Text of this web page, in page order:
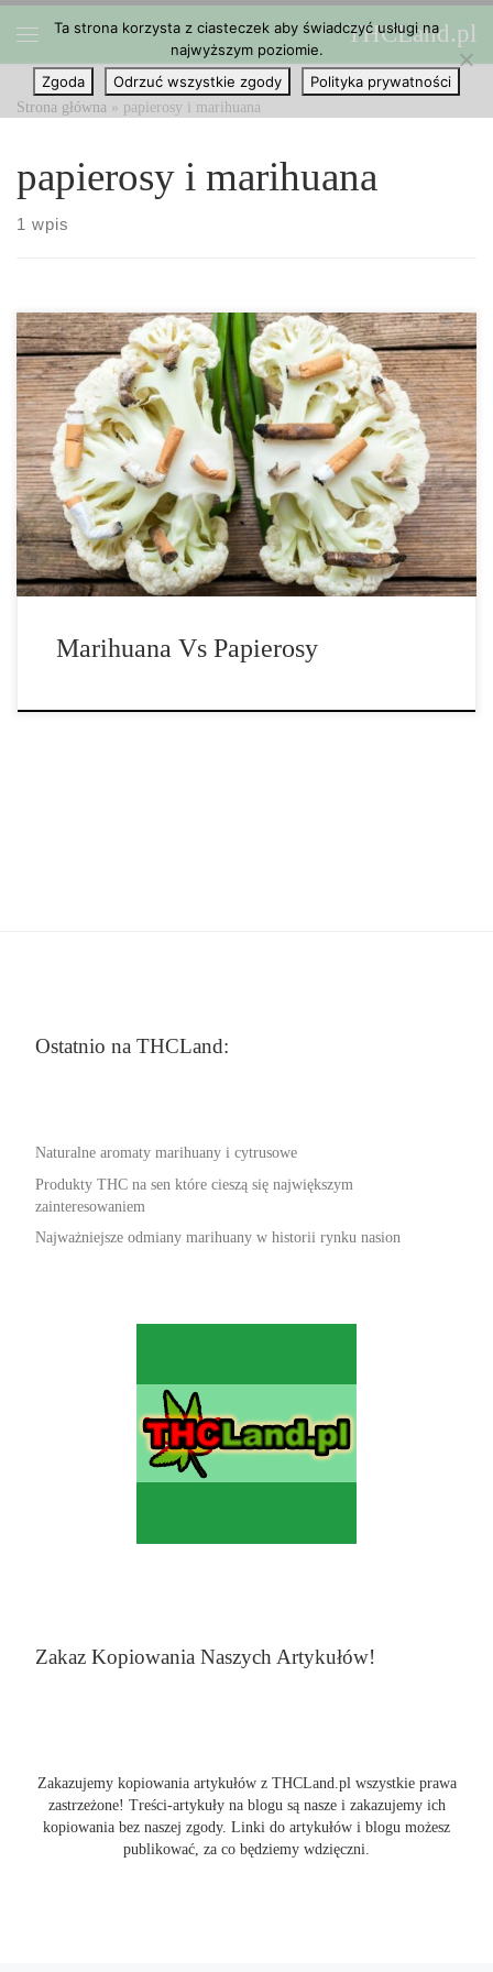
Przejdź do treści THCLand.pl
Strona główna » papierosy i marihuana
papierosy i marihuana
1 wpis
Marihuana vs papierosy – co jest gorsze? Czy zastanawiałeś się
kiedyś, czy gorsze jest palenie tytoniu czy marihuany? Niektórzy
twierdzą, że marihuana jest dla ciebie gorsza, podczas gdy inni
twierdzą, że papierosy są prawdziwymi złoczyńcami. Co jest
gorsze? Przyjrzyjmy się […]
Marihuana Vs Papierosy
Ostatnio na THCLand:
Naturalne aromaty marihuany i cytrusowe
Produkty THC na sen które cieszą się największym
zainteresowaniem
Najważniejsze odmiany marihuany w historii rynku nasion
Zakaz Kopiowania Naszych Artykułów!
Zakazujemy kopiowania artykułów z THCLand.pl wszystkie prawa
zastrzeżone! Treści-artykuły na blogu są nasze i zakazujemy ich
kopiowania bez naszej zgody. Linki do artykułów i blogu możesz
publikować, za co będziemy wdzięczni.
Ta strona korzysta z ciasteczek aby świadczyć usługi na
najwyższym poziomie.
Zgoda
Odrzuć wszystkie zgody Polityka prywatności